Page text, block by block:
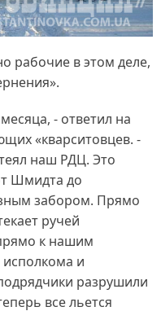
рабочие в этом деле,
- ответил на
«кварситовцев. -
наш РДЦ. Это
Шмидта до
забором. Прямо
ручей
к нашим
и
разрушили
все льется